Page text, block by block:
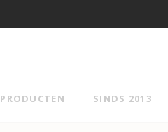
PRODUCTEN SINDS 2013